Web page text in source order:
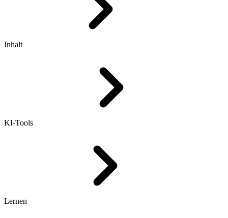
Inhalt
KI-Tools
Lernen